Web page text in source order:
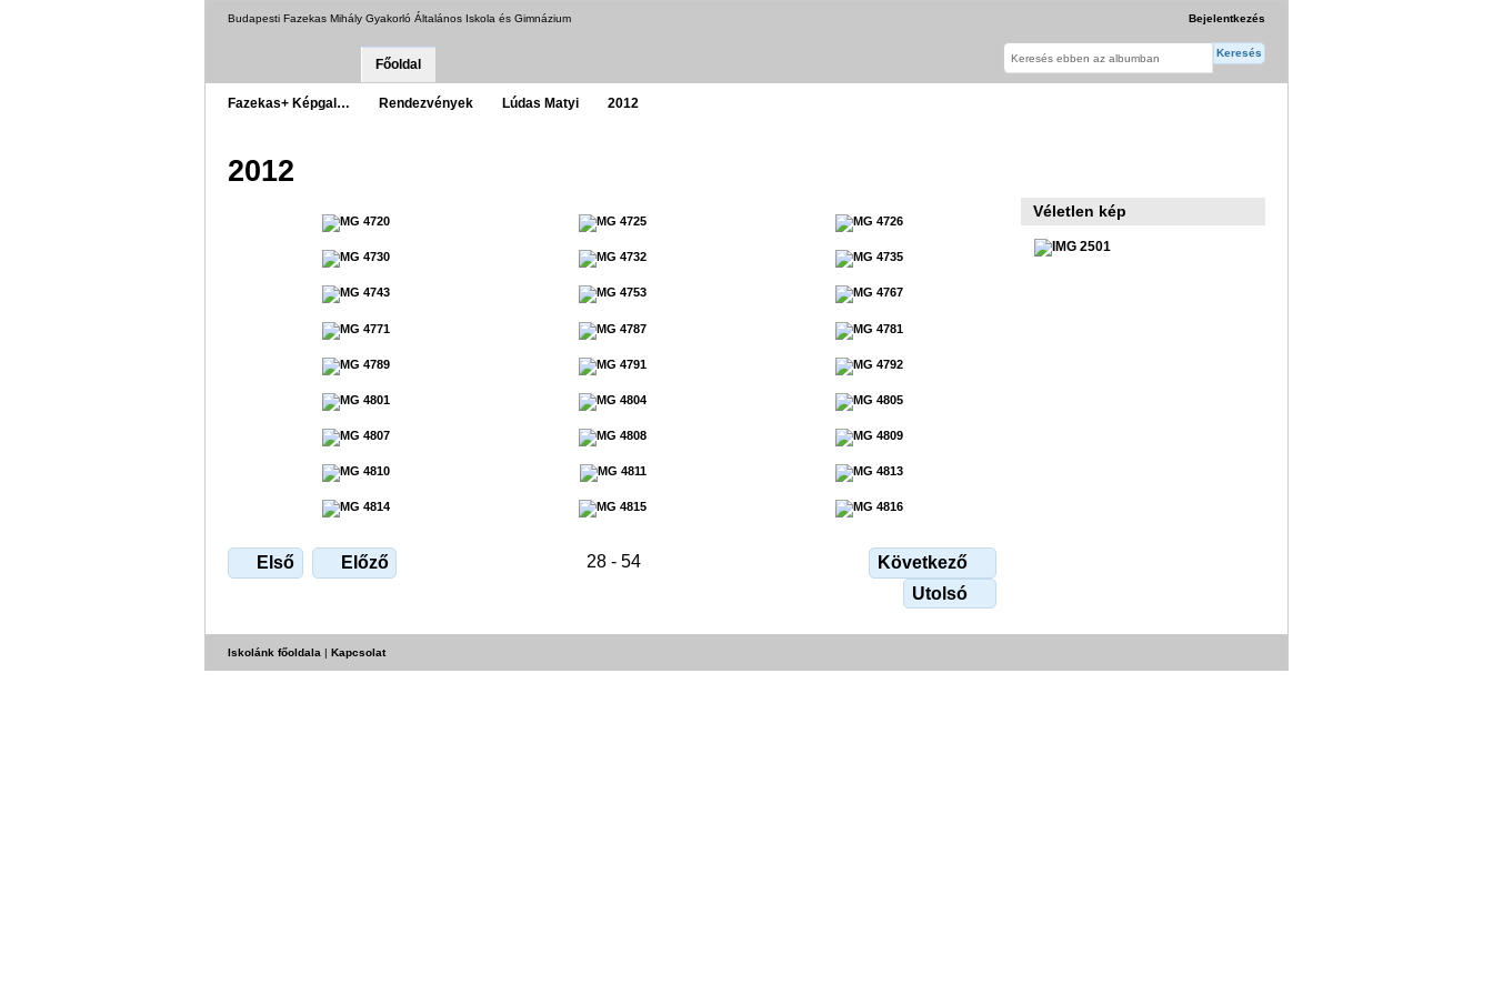
Budapesti Fazekas Mihály Gyakorló Általános Iskola és Gimnázium Bejelentkezés
Főoldal
Fazekas+ Képgal… Rendezvények Lúdas Matyi 2012
2012
Első Előző 28 - 54
Következő
Utolsó
Véletlen kép
Iskolánk főoldala | Kapcsolat